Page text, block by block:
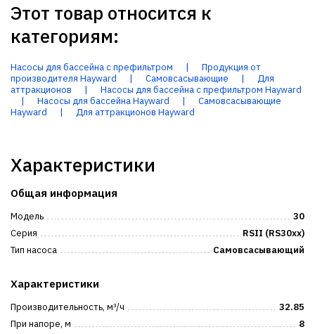
Этот товар относится к
категориям:
Насосы для бассейна с префильтром |
Продукция от
производителя Hayward
| Самовсасывающие |
Для
аттракционов
|
Насосы для бассейна с префильтром Hayward
|
Насосы для бассейна Hayward |
Самовсасывающие
Hayward
| Для аттракционов Hayward
Характеристики
Общая информация
Модель
30
Серия
RSII (RS30xx)
Тип насоса
Самовсасывающий
Характеристики
Производительность, м³/ч
32.85
При напоре, м
8